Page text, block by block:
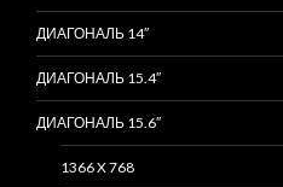
ДИАГОНАЛЬ 14″
ДИАГОНАЛЬ 15.4″
ДИАГОНАЛЬ 15.6″
1366 X 768